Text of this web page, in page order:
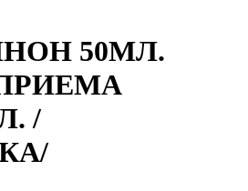
50МЛ.
/